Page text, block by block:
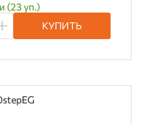
(23 уп.)
КУПИТЬ